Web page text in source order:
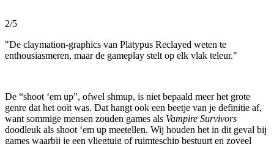
2/5
"De claymation-graphics van Platypus Reclayed weten te
enthousiasmeren, maar de gameplay stelt op elk vlak teleur."
De “shoot ‘em up”, ofwel shmup, is niet bepaald meer het grote
genre dat het ooit was. Dat hangt ook een beetje van je definitie af,
want sommige mensen zouden games als Vampire Survivors
doodleuk als shoot ‘em up meetellen. Wij houden het in dit geval bij
games waarbij je een vliegtuig of ruimteschip bestuurt en zoveel